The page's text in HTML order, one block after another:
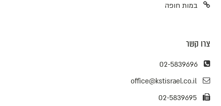
במות חופה
צרו קשר
02-5839696
office@kstisrael.co.il
02-5839695